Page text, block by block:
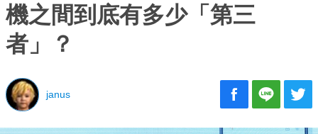
機之間到底有多少「第三
者」？
janus